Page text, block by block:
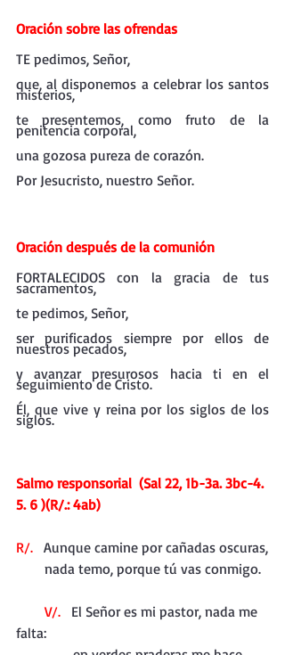
Oración sobre las ofrendas
TE pedimos, Señor,
que, al disponemos a celebrar los santos
misterios,
te presentemos, como fruto de la
penitencia corporal,
una gozosa pureza de corazón.
Por Jesucristo, nuestro Señor.
Oración después de la comunión
FORTALECIDOS con la gracia de tus
sacramentos,
te pedimos, Señor,
ser purificados siempre por ellos de
nuestros pecados,
y avanzar presurosos hacia ti en el
seguimiento de Cristo.
Él, que vive y reina por los siglos de los
siglos.
Salmo responsorial  (Sal 22, 1b-3a. 3bc-4.
5. 6 )(R/.: 4ab)
R/.
   Aunque camine por cañadas oscuras,
        nada temo, porque tú vas conmigo.
        V/.
   El Señor es mi pastor, nada me
falta: